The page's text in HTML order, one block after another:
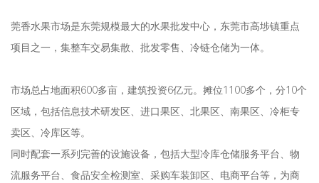
莞香水果市场是东莞规模最大的水果批发中心，东莞市高埗镇重点
项目之一，集整车交易集散、批发零售、冷链仓储为一体。
市场总占地面积600多亩，建筑投资6亿元。摊位1100多个，分10个
区域，包括信息技术研发区、进口果区、北果区、南果区、冷柜专
卖区、冷库区等。
同时配套一系列完善的设施设备，包括大型冷库仓储服务平台、物
流服务平台、食品安全检测室、采购车装卸区、电商平台等，为商